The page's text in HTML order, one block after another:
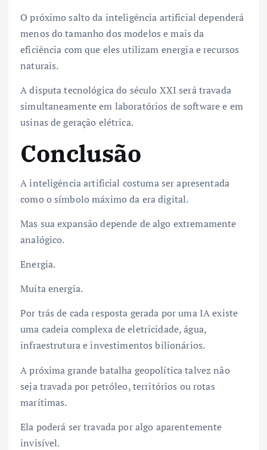
O próximo salto da inteligência artificial dependerá
menos do tamanho dos modelos e mais da
eficiência com que eles utilizam energia e recursos
naturais.
A disputa tecnológica do século XXI será travada
simultaneamente em laboratórios de software e em
usinas de geração elétrica.
Conclusão
A inteligência artificial costuma ser apresentada
como o símbolo máximo da era digital.
Mas sua expansão depende de algo extremamente
analógico.
Energia.
Muita energia.
Por trás de cada resposta gerada por uma IA existe
uma cadeia complexa de eletricidade, água,
infraestrutura e investimentos bilionários.
A próxima grande batalha geopolítica talvez não
seja travada por petróleo, territórios ou rotas
marítimas.
Ela poderá ser travada por algo aparentemente
invisível.